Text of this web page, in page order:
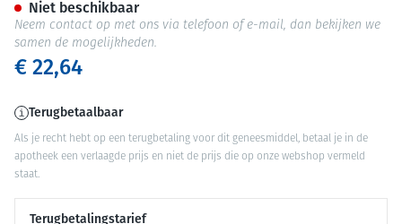
€ 22,64
Terugbetaalbaar
Als je recht hebt op een terugbetaling voor dit geneesmiddel, betaal je in de
apotheek een verlaagde prijs en niet de prijs die op onze webshop vermeld
staat.
Terugbetalingstarief
Niet beschikbaar
Neem contact op met ons via telefoon of e-mail, dan bekijken we
samen de mogelijkheden.